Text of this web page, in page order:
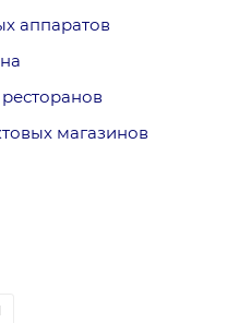
аппаратов
магазинов